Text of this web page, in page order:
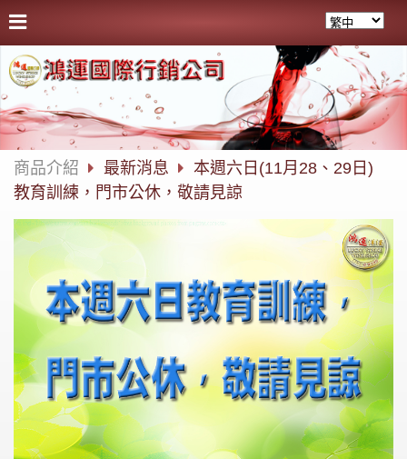
商品介紹 最新消息
️️️本週六日(11月28、29日)
教育訓練，門市公休，敬請見諒